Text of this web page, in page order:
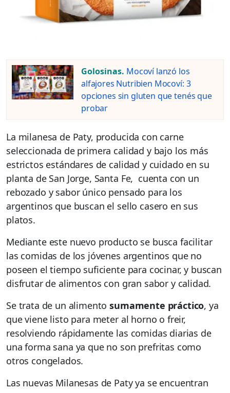
Golosinas. Mocoví lanzó los
alfajores Nutribien Mocoví: 3
opciones sin gluten que tenés que
probar
La milanesa de Paty, producida con carne
seleccionada de primera calidad y bajo los más
estrictos estándares de calidad y cuidado en su
planta de San Jorge, Santa Fe, cuenta con un
rebozado y sabor único pensado para los
argentinos que buscan el sello casero en sus
platos.
Mediante este nuevo producto se busca facilitar
las comidas de los jóvenes argentinos que no
poseen el tiempo suficiente para cocinar, y buscan
disfrutar de alimentos con gran sabor y calidad.
Se trata de un alimento sumamente práctico, ya
que viene listo para meter al horno o freir,
resolviendo rápidamente las comidas diarias de
una forma sana ya que no son prefritas como
otros congelados.
Las nuevas Milanesas de Paty ya se encuentran